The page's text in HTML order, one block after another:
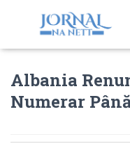
Albania
Numerar